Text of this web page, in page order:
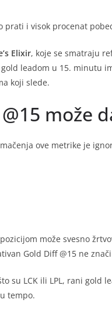
prati i visok procenat
Elixir, koje se smatraju
leadom u 15. minutu
koji slede.
može
ove metrike je
može svesno
Gold Diff @15 ne
su LCK ili LPL, rani
tempo.